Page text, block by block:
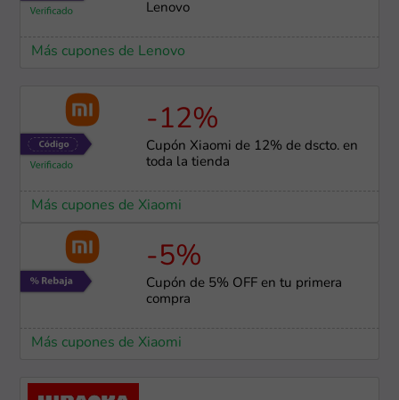
Lenovo
Más cupones de Lenovo
-12%
Cupón Xiaomi de 12% de dscto. en
toda la tienda
Más cupones de Xiaomi
-5%
Cupón de 5% OFF en tu primera
compra
Más cupones de Xiaomi